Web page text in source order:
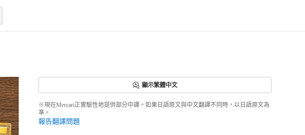
顯示繁體中文
※現在Mercari正實驗性地提供部分中譯。如果日語原文與中文翻譯不同時，以日語原文為
準。
報告翻譯問題